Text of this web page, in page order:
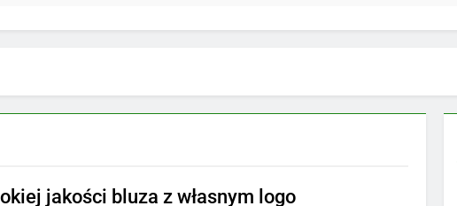
jakości bluza z własnym logo